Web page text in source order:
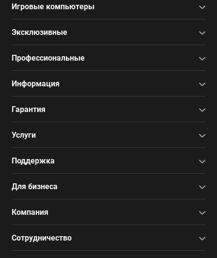
Игровые компьютеры
Эксклюзивные
Профессиональные
Информация
Гарантия
Услуги
Поддержка
Для бизнеса
Компания
Сотрудничество